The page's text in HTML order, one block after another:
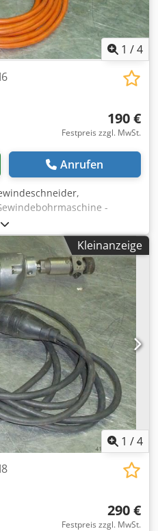
1 /4
190 €
Festpreis zzgl. MwSt.
Anrufen
-
Schnellrücklauf -
Schneidleistung: M6 -
2,5 kg Dkedob A N Ihjpfx
Kleinanzeige
1 /4
290 €
Festpreis zzgl. MwSt.